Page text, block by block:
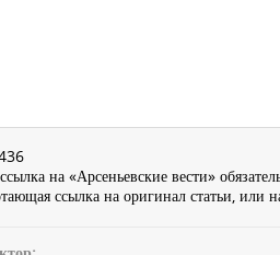
на «Арсеньевские вести»
ссылка на оригинал статьи, или